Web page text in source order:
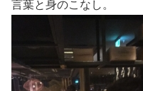
言葉と身のこなし。